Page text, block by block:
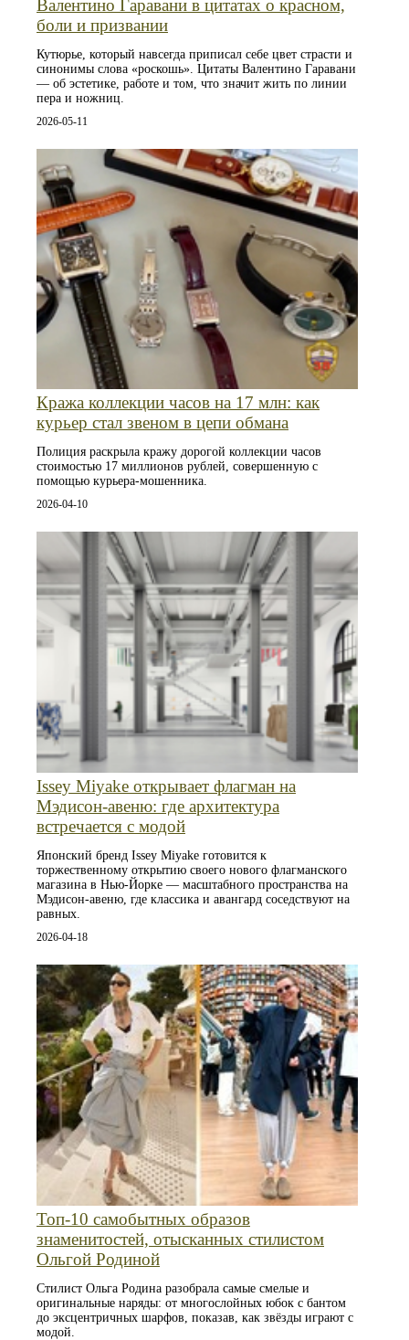
Валентино Гаравани в цитатах о красном,
боли и призвании
Кутюрье, который навсегда приписал себе цвет страсти и
синонимы слова «роскошь». Цитаты Валентино Гаравани
— об эстетике, работе и том, что значит жить по линии
пера и ножниц.
2026-05-11
Кража коллекции часов на 17 млн: как
курьер стал звеном в цепи обмана
Полиция раскрыла кражу дорогой коллекции часов
стоимостью 17 миллионов рублей, совершенную с
помощью курьера-мошенника.
2026-04-10
Issey Miyake открывает флагман на
Мэдисон-авеню: где архитектура
встречается с модой
Японский бренд Issey Miyake готовится к
торжественному открытию своего нового флагманского
магазина в Нью-Йорке — масштабного пространства на
Мэдисон-авеню, где классика и авангард соседствуют на
равных.
2026-04-18
Топ‑10 самобытных образов
знаменитостей, отысканных стилистом
Ольгой Родиной
Стилист Ольга Родина разобрала самые смелые и
оригинальные наряды: от многослойных юбок с бантом
до эксцентричных шарфов, показав, как звёзды играют с
модой.